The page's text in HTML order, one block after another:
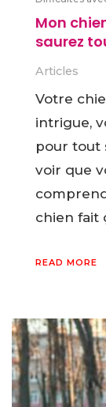
Mon
saurez
Articles
Votre
intrigue,
pour tout
voir que
chien fait
READ MORE